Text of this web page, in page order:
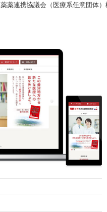
薬薬連携協議会（医療系任意団体